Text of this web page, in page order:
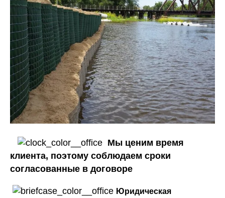
Мы ценим время
клиента, поэтому соблюдаем сроки
согласованные в договоре
Юридическая